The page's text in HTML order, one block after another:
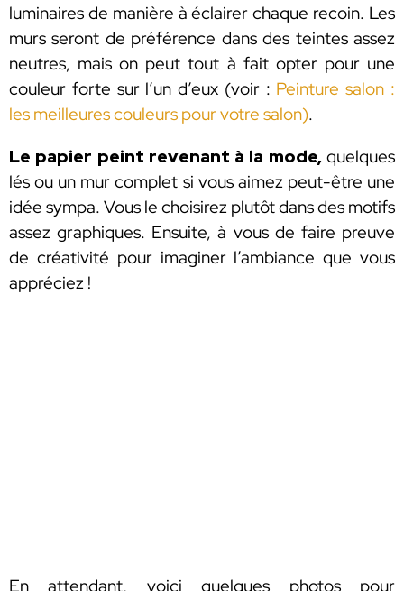
luminaires de manière à éclairer chaque recoin. Les
murs seront de préférence dans des teintes assez
neutres, mais on peut tout à fait opter pour une
couleur forte sur l’un d’eux (voir : Peinture salon :
les meilleures couleurs pour votre salon).
Le papier peint revenant à la mode,quelques
lés ou un mur complet si vous aimez peut-être une
idée sympa. Vous le choisirez plutôt dans des motifs
assez graphiques. Ensuite, à vous de faire preuve
de créativité pour imaginer l’ambiance que vous
appréciez !
En attendant, voici quelques photos pour